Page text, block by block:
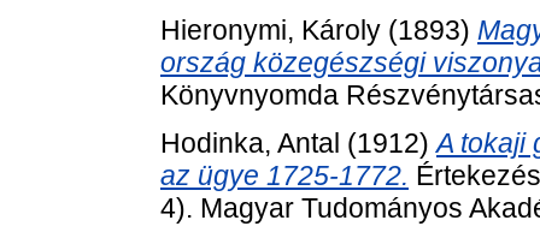
Hieronymi, Károly (1893)
ország közegészségi
Könyvnyomda
Hodinka, Antal (1912)A tokaji
az ügye 1725-1772.
4). Magyar Tudományos